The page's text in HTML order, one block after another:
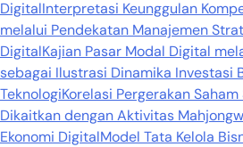
DigitalInterpretasi Keunggulan
melalui Pendekatan Manajemen
DigitalKajian Pasar Modal Digital
sebagai Ilustrasi Dinamika Investasi
TeknologiKorelasi Pergerakan
Dikaitkan dengan Aktivitas
Ekonomi DigitalModel Tata Kelola